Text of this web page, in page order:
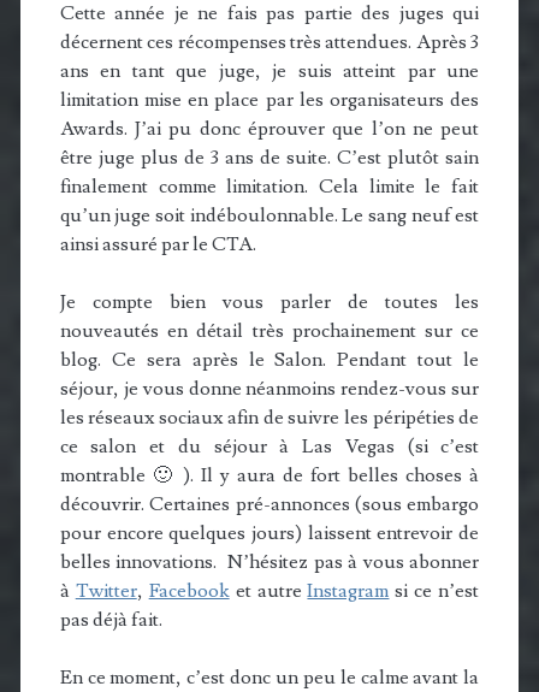
Cette année je ne fais pas partie des juges qui
décernent ces récompenses très attendues. Après 3
ans en tant que juge, je suis atteint par une
limitation mise en place par les organisateurs des
Awards. J’ai pu donc éprouver que l’on ne peut
être juge plus de 3 ans de suite. C’est plutôt sain
finalement comme limitation. Cela limite le fait
qu’un juge soit indéboulonnable. Le sang neuf est
ainsi assuré par le CTA.
Je compte bien vous parler de toutes les
nouveautés en détail très prochainement sur ce
blog. Ce sera après le Salon. Pendant tout le
séjour, je vous donne néanmoins rendez-vous sur
les réseaux sociaux afin de suivre les péripéties de
ce salon et du séjour à Las Vegas (si c’est
montrable 🙂 ). Il y aura de fort belles choses à
découvrir. Certaines pré-annonces (sous embargo
pour encore quelques jours) laissent entrevoir de
belles innovations. N’hésitez pas à vous abonner
à Twitter, Facebooket autreInstagram si ce n’est
pas déjà fait.
En ce moment, c’est donc un peu le calme avant la